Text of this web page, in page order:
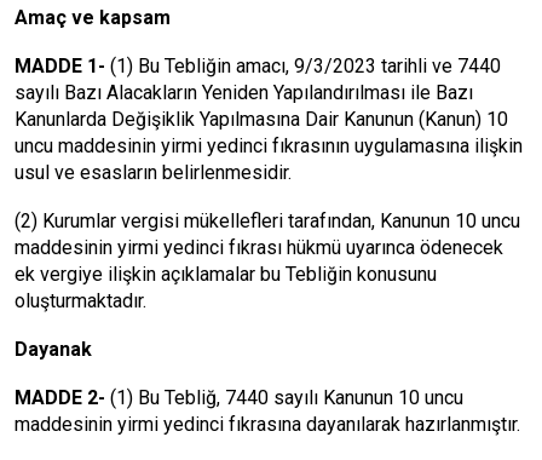
Amaç ve kapsam
MADDE 1- (1) Bu Tebliğin amacı, 9/3/2023 tarihli ve 7440
sayılı Bazı Alacakların Yeniden Yapılandırılması ile Bazı
Kanunlarda Değişiklik Yapılmasına Dair Kanunun (Kanun) 10
uncu maddesinin yirmi yedinci fıkrasının uygulamasına ilişkin
usul ve esasların belirlenmesidir.
(2) Kurumlar vergisi mükellefleri tarafından, Kanunun 10 uncu
maddesinin yirmi yedinci fıkrası hükmü uyarınca ödenecek
ek vergiye ilişkin açıklamalar bu Tebliğin konusunu
oluşturmaktadır.
Dayanak
MADDE 2- (1) Bu Tebliğ, 7440 sayılı Kanunun 10 uncu
maddesinin yirmi yedinci fıkrasına dayanılarak hazırlanmıştır.